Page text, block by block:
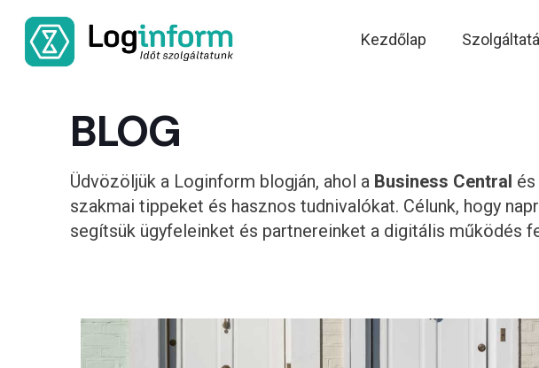
Kezdőlap
BLOG
Üdvözöljük a Loginform blogján, ahol a Business Central és
szakmai tippeket és hasznos tudnivalókat. Célunk, hogy
segítsük ügyfeleinket és partnereinket a digitális működés